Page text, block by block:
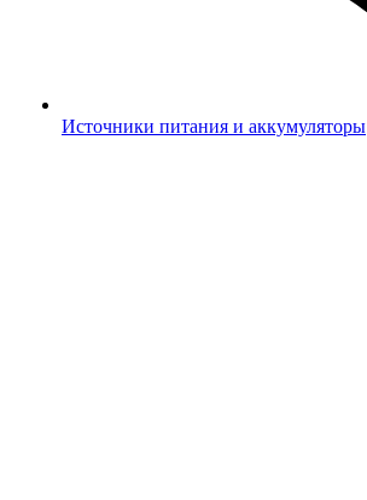
Источники питания и аккумуляторы